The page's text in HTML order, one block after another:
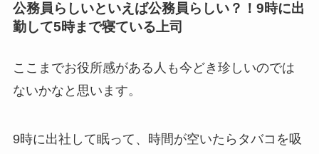
公務員らしいといえば公務員らしい？！9時に出
勤して5時まで寝ている上司
ここまでお役所感がある人も今どき珍しいのでは
ないかなと思います。
9時に出社して眠って、時間が空いたらタバコを吸